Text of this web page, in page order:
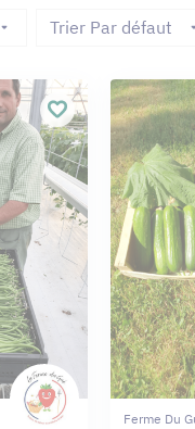
Trier Par défaut
Ferme Du